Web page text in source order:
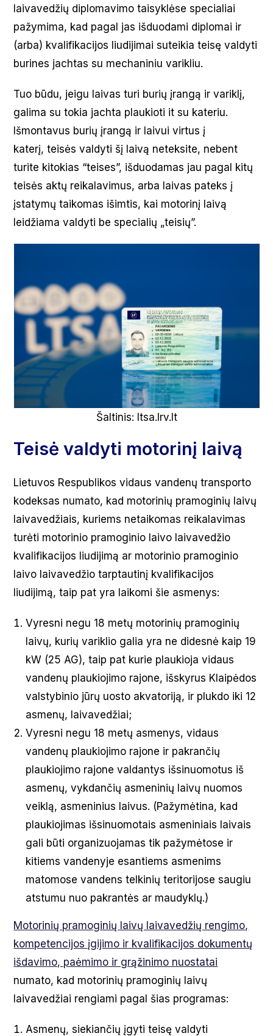
laivavedžių diplomavimo taisyklėse specialiai
pažymima, kad pagal jas išduodami diplomai ir
(arba) kvalifikacijos liudijimai suteikia teisę valdyti
burines jachtas su mechaniniu varikliu.
Tuo būdu, jeigu laivas turi burių įrangą ir variklį,
galima su tokia jachta plaukioti it su kateriu.
Išmontavus burių įrangą ir laivui virtus į
katerį, teisės valdyti šį laivą neteksite, nebent
turite kitokias “teises”, išduodamas jau pagal kitų
teisės aktų reikalavimus, arba laivas pateks į
įstatymų taikomas išimtis, kai motorinį laivą
leidžiama valdyti be specialių „teisių”.
Šaltinis: ltsa.lrv.lt
Teisė valdyti motorinį laivą
Lietuvos Respublikos vidaus vandenų transporto
kodeksas numato, kad motorinių pramoginių laivų
laivavedžiais, kuriems netaikomas reikalavimas
turėti motorinio pramoginio laivo laivavedžio
kvalifikacijos liudijimą ar motorinio pramoginio
laivo laivavedžio tarptautinį kvalifikacijos
liudijimą, taip pat yra laikomi šie asmenys:
Vyresni negu 18 metų motorinių pramoginių
laivų, kurių variklio galia yra ne didesnė kaip 19
kW (25 AG), taip pat kurie plaukioja vidaus
vandenų plaukiojimo rajone, išskyrus Klaipėdos
valstybinio jūrų uosto akvatoriją, ir plukdo iki 12
asmenų, laivavedžiai;
Vyresni negu 18 metų asmenys, vidaus
vandenų plaukiojimo rajone ir pakrančių
plaukiojimo rajone valdantys išsinuomotus iš
asmenų, vykdančių asmeninių laivų nuomos
veiklą, asmeninius laivus. (Pažymėtina, kad
plaukiojimas išsinuomotais asmeniniais laivais
gali būti organizuojamas tik pažymėtose ir
kitiems vandenyje esantiems asmenims
matomose vandens telkinių teritorijose saugiu
atstumu nuo pakrantės ar maudyklų.)
Motorinių pramoginių laivų laivavedžių rengimo,
kompetencijos įgijimo ir kvalifikacijos dokumentų
išdavimo, paėmimo ir grąžinimo nuostatai
numato, kad motorinių pramoginių laivų
laivavedžiai rengiami pagal šias programas:
Asmenų, siekiančių įgyti teisę valdyti